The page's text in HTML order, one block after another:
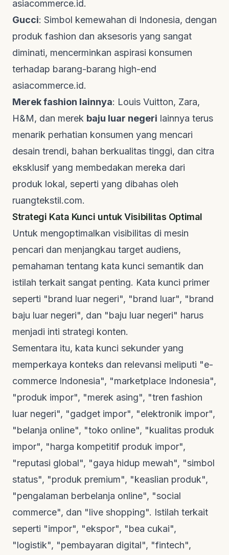
asiacommerce.id.
Gucci: Simbol kemewahan di Indonesia, dengan
produk fashion dan aksesoris yang sangat
diminati, mencerminkan aspirasi konsumen
terhadap barang-barang high-end
asiacommerce.id.
Merek fashion lainnya: Louis Vuitton, Zara,
H&M, dan merek baju luar negeri lainnya terus
menarik perhatian konsumen yang mencari
desain trendi, bahan berkualitas tinggi, dan citra
eksklusif yang membedakan mereka dari
produk lokal, seperti yang dibahas oleh
ruangtekstil.com.
Strategi Kata Kunci untuk Visibilitas Optimal
Untuk mengoptimalkan visibilitas di mesin
pencari dan menjangkau target audiens,
pemahaman tentang kata kunci semantik dan
istilah terkait sangat penting. Kata kunci primer
seperti "brand luar negeri", "brand luar", "brand
baju luar negeri", dan "baju luar negeri" harus
menjadi inti strategi konten.
Sementara itu, kata kunci sekunder yang
memperkaya konteks dan relevansi meliputi "e-
commerce Indonesia", "marketplace Indonesia",
"produk impor", "merek asing", "tren fashion
luar negeri", "gadget impor", "elektronik impor",
"belanja online", "toko online", "kualitas produk
impor", "harga kompetitif produk impor",
"reputasi global", "gaya hidup mewah", "simbol
status", "produk premium", "keaslian produk",
"pengalaman berbelanja online", "social
commerce", dan "live shopping". Istilah terkait
seperti "impor", "ekspor", "bea cukai",
"logistik", "pembayaran digital", "fintech",